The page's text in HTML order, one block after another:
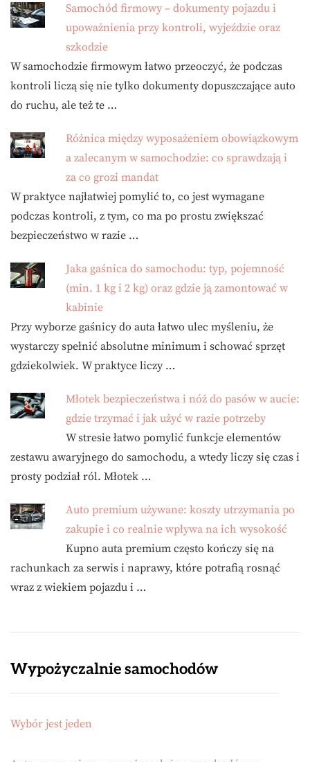
Samochód firmowy – dokumenty pojazdu i
upoważnienia przy kontroli, wyjeździe oraz
szkodzie
W samochodzie firmowym łatwo przeoczyć, że podczas
kontroli liczą się nie tylko dokumenty dopuszczające auto
do ruchu, ale też te …
Różnica między wyposażeniem obowiązkowym
a zalecanym w samochodzie: co sprawdzają i
za co grozi mandat
W praktyce najłatwiej pomylić to, co jest wymagane
podczas kontroli, z tym, co ma po prostu zwiększać
bezpieczeństwo w razie …
Jaka gaśnica do samochodu: typ, pojemność
(min. 1 kg i 2 kg) oraz gdzie ją zamontować w
kabinie
Przy wyborze gaśnicy do auta łatwo ulec myśleniu, że
wystarczy spełnić absolutne minimum i schować sprzęt
gdziekolwiek. W praktyce liczy …
Młotek bezpieczeństwa i nóż do pasów w aucie:
gdzie trzymać i jak użyć w razie potrzeby
W stresie łatwo pomylić funkcje elementów
zestawu awaryjnego do samochodu, a wtedy liczy się czas i
prosty podział ról. Młotek …
Auto premium używane: koszty utrzymania po
zakupie i co realnie wpływa na ich wysokość
Kupno auta premium często kończy się na
rachunkach za serwis i naprawy, które potrafią rosnąć
wraz z wiekiem pojazdu i …
Wypożyczalnie samochodów
Wybór jest jeden